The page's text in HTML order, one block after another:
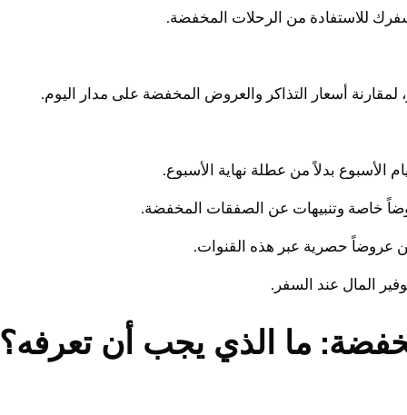
للاستفادة من الرحلات المخفضة.
المال عند السفر.
ما الذي يجب أن تعرفه؟